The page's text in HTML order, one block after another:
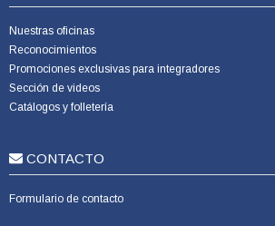
Nuestras oficinas
Reconocimientos
Promociones exclusivas para integradores
Sección de videos
Catálogos y folletería
CONTACTO
Formulario de contacto